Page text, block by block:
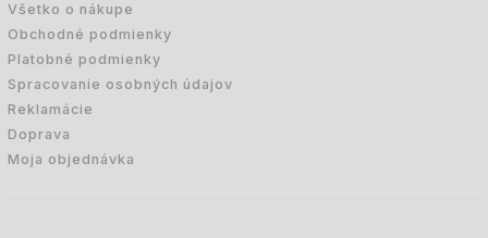
Všetko o nákupe
Obchodné podmienky
Platobné podmienky
Spracovanie osobných údajov
Reklamácie
Doprava
Moja objednávka